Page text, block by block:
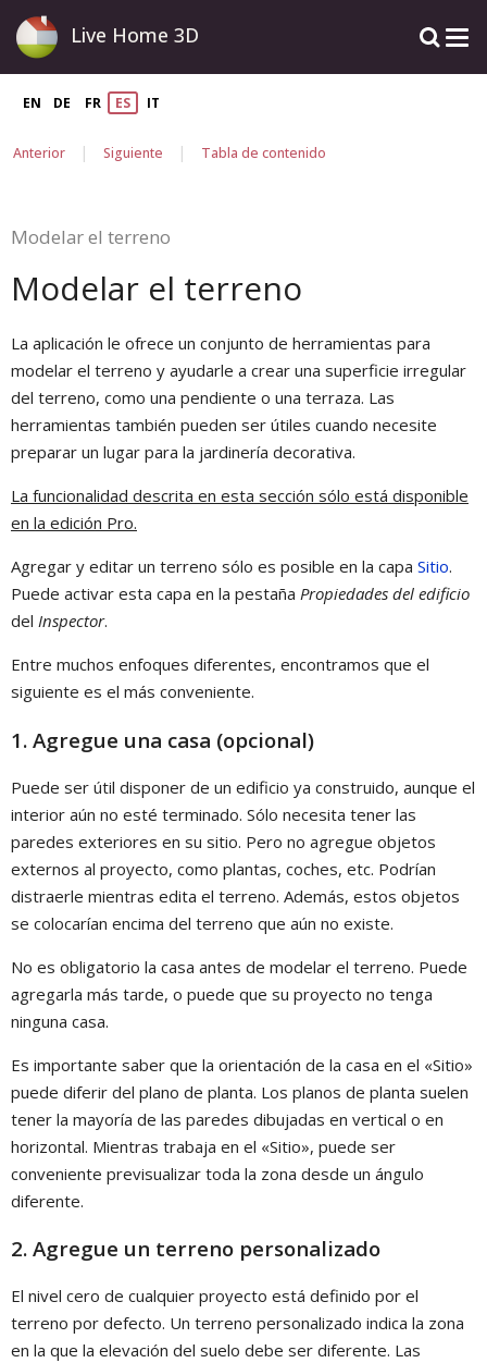
Live Home 3D
EN DE FR ES IT
Anterior | Siguiente | Tabla de contenido
Modelar el terreno
Modelar el terreno
La aplicación le ofrece un conjunto de herramientas para
modelar el terreno y ayudarle a crear una superficie irregular
del terreno, como una pendiente o una terraza. Las
herramientas también pueden ser útiles cuando necesite
preparar un lugar para la jardinería decorativa.
La funcionalidad descrita en esta sección sólo está disponible
en la edición Pro.
Agregar y editar un terreno sólo es posible en la capa Sitio.
Puede activar esta capa en la pestaña Propiedades del edificio
del Inspector.
Entre muchos enfoques diferentes, encontramos que el
siguiente es el más conveniente.
1. Agregue una casa (opcional)
Puede ser útil disponer de un edificio ya construido, aunque el
interior aún no esté terminado. Sólo necesita tener las
paredes exteriores en su sitio. Pero no agregue objetos
externos al proyecto, como plantas, coches, etc. Podrían
distraerle mientras edita el terreno. Además, estos objetos
se colocarían encima del terreno que aún no existe.
No es obligatorio la casa antes de modelar el terreno. Puede
agregarla más tarde, o puede que su proyecto no tenga
ninguna casa.
Es importante saber que la orientación de la casa en el «Sitio»
puede diferir del plano de planta. Los planos de planta suelen
tener la mayoría de las paredes dibujadas en vertical o en
horizontal. Mientras trabaja en el «Sitio», puede ser
conveniente previsualizar toda la zona desde un ángulo
diferente.
2. Agregue un terreno personalizado
El nivel cero de cualquier proyecto está definido por el
terreno por defecto. Un terreno personalizado indica la zona
en la que la elevación del suelo debe ser diferente. Las